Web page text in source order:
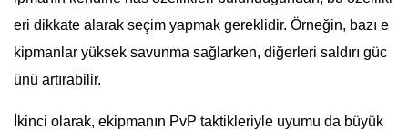
eri dikkate alarak seçim yapmak gereklidir. Örneğin, bazı e
kipmanlar yüksek savunma sağlarken, diğerleri saldırı güc
ünü artırabilir.
İkinci olarak, ekipmanın PvP taktikleriyle uyumu da büyük